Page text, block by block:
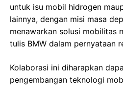
untuk isu mobil hidrogen
lainnya, dengan misi masa
menawarkan solusi mobilitas
tulis BMW dalam pernyataan
Kolaborasi ini diharapkan
pengembangan teknologi